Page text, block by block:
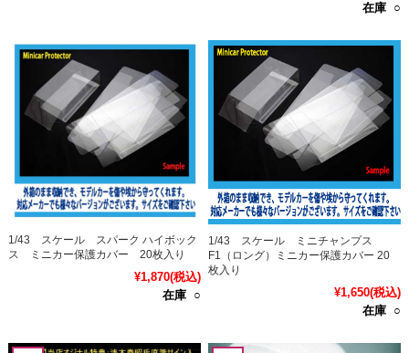
在庫 ○
1/43 スケール スパーク ハイボック
ス ミニカー保護カバー 20枚入り
¥1,870(税込)
在庫 ○
1/43 スケール ミニチャンプス
F1（ロング）ミニカー保護カバー 20
枚入り
¥1,650(税込)
在庫 ○